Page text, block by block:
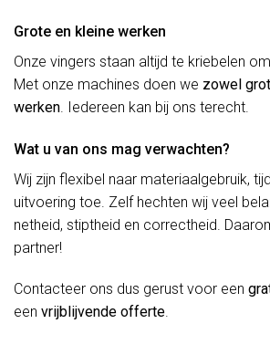
Grote en kleine werken
Onze vingers staan altijd te kriebelen
Met onze machines doen we zowel
werken. Iedereen kan bij ons terecht.
Wat u van ons mag verwachten?
Wij zijn flexibel naar materiaalgebruik,
uitvoering toe. Zelf hechten wij veel
netheid, stiptheid en correctheid.
partner!
Contacteer ons dus gerust voor een
een vrijblijvende offerte.